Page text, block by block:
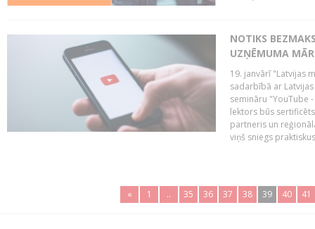
NOTIKS
UZŅĒMUMA
19. janvārī "Latvijas
sadarbībā ar
semināru "YouTube
lektors būs
partneris un
viņš sniegs
« 1 .. 35 36 37 38 39 40 41